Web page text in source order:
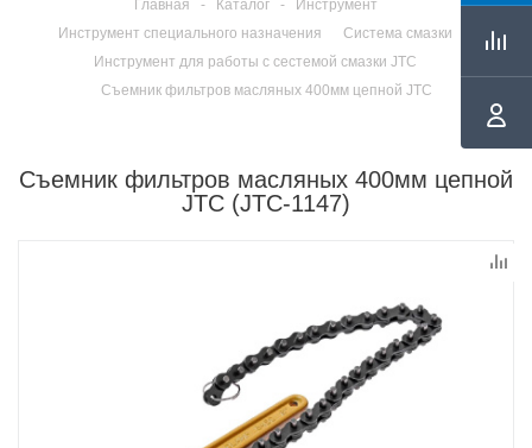
Главная - Каталог -
Инструмент
Инструмент специального назначения
Система смазки
Инструмент для работы с сестемой смазки JTC
Съемник фильтров масляных 400мм цепной JTC
Съемник фильтров масляных 400мм цепной
JTC (JTC-1147)